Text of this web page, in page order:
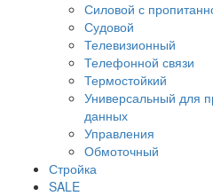
Силовой с
Судовой
Телевизионный
Телефонной связи
Термостойкий
Универсальный для
данных
Управления
Обмоточный
Стройка
SALE